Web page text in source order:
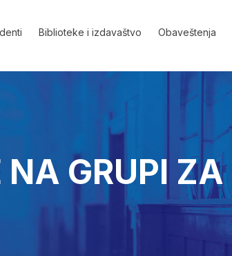
Biblioteke i izdavaštvo Obaveštenja
GRUPI ZA